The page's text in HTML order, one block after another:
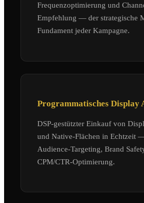
Frequenzoptimierung und
Empfehlung — der strategische
Fundament jeder Kampagne.
Programmatisches Display
DSP-gestützter Einkauf von
und Native-Flächen in Echtzeit
Audience-Targeting, Brand
CPM/CTR-Optimierung.